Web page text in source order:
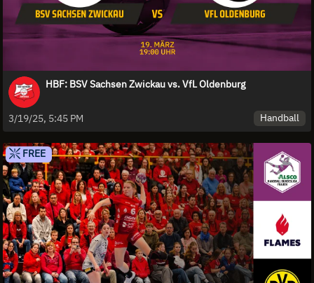
HBF: BSV Sachsen Zwickau vs. VfL Oldenburg
3/19/25, 5:45 PM Handball
FREE